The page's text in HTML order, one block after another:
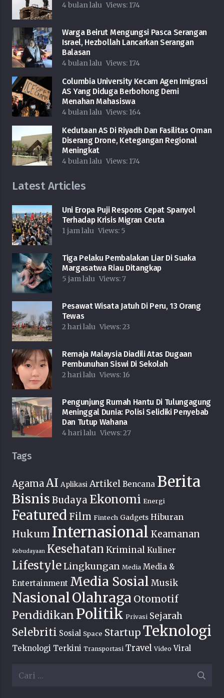
4 bulan lalu Views: 174
Warga Beirut Mengungsi Pasca Serangan
Israel, Hezbollah Lancarkan Serangan
Balasan
4 bulan lalu Views: 174
Columbia University Kecam Agen Imigrasi
AS Yang Diduga Berbohong Demi
Menahan Mahasiswa
4 bulan lalu Views: 164
Kedutaan AS Di Riyadh Dan Fasilitas Oman
Diserang Drone, Ketegangan Regional
Meningkat
4 bulan lalu Views: 174
Latest Articles
Uni Eropa Puji Respons Cepat Spanyol
Terhadap Krisis Migran Ceuta
1 jam lalu Views: 5
Tiga Pelaku Pembalakan Liar Di Suaka
Margasatwa Riau Ditangkap
5 jam lalu Views:7
Pesawat Wisata Jatuh Di Peru, 13 Orang
Tewas
2 hari lalu Views:23
Remaja Malaysia Diadili Atas Dugaan
Pembunuhan Siswi Di Sekolah
2 hari lalu Views: 16
Pengunjung Rumah Hantu Di Tulungagung
Meninggal Dunia: Polisi Selidiki Penyebab
Dan Tutup Wahana
4 hari lalu Views:27
Tags
AgamaAI Aplikasi Artikel Bencana Berita
Bisnis Budaya Ekonomi Energi
Featured Film Fintech Gadgets Hiburan
Hukum Internasional Keamanan
Kebudayaan Kesehatan Kriminal Kuliner
LifestyleLingkungan Media Media &
Entertainment Media Sosial Musik
NasionalOlahraga Otomotif
Pendidikan Politik Privasi Sejarah
Selebriti Sosial Space Startup Teknologi
Teknologi Terkini Transportasi Travel Video Viral
Cari